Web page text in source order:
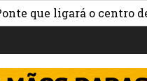
o centro de Itabuna